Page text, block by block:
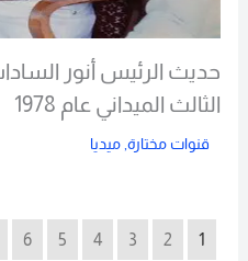
حديث الرئيس أنور
الثالث الميداني عام 1978
قنوات مختارة, ميديا
1
2
3
4
5
6